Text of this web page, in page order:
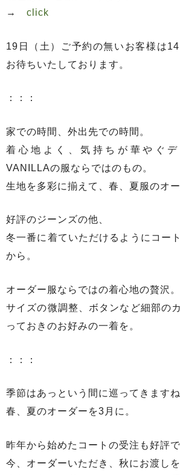
→ click
19日（土）ご予約の無いお客様は
お待ちいたしております。
：：：
家での時間、外出先での時間。
着心地よく、気持ちが華やぐ
VANILLAの服ならではのもの。
生地を多彩に揃えて、春、夏服のオ
好評のジーンズの他、
冬一番に着ていただけるようにコー
から。
オーダー服ならではの着心地の贅沢。
サイズの微調整、ボタンなど細部の
っておきのお好みの一着を。
：：：
季節はあっという間に巡ってきますね
春、夏のオーダーを3月に。
昨年から始めたコートの受注も好評で
今、オーダーいただき、秋にお渡しを